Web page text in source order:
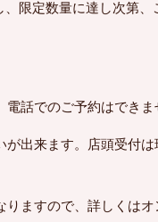
、限定数量に達し次第
話でのご予約はできま
出来ます。店頭受付
ますので、詳しくは